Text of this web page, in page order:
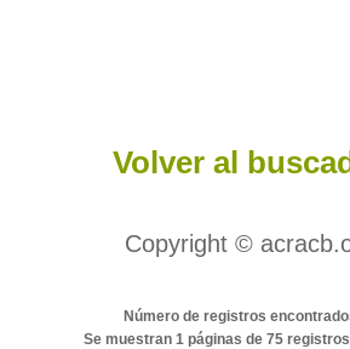
Volver al
Copyright ©
Número de registros
Se muestran 1 páginas de 75